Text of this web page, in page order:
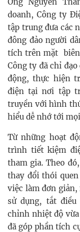
doanh, Công ty
tập trung đưa các
đông đảo người
tích trên mặt biên
Công ty đã chỉ
động, thực hiện
điện tại nơi tập
truyền với hình
hiểu dễ nhớ tới
Từ những hoạt
trình tiết kiệm
tham gia. Theo
thay đổi thói
việc làm đơn
sử dụng, tắt
chỉnh nhiệt độ
đã góp phần tích